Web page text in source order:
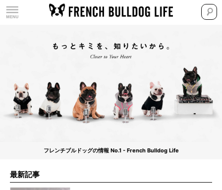
フレンチブルドッグの情報 No.1 - French Bulldog Life
最新記事